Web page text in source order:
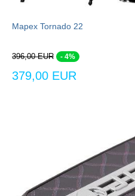
Mapex Tornado 22
396,00 EUR - 4%
379,00 EUR